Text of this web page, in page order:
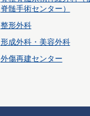
脊髄手術センター）
整形外科
形成外科・美容外科
外傷再建センター